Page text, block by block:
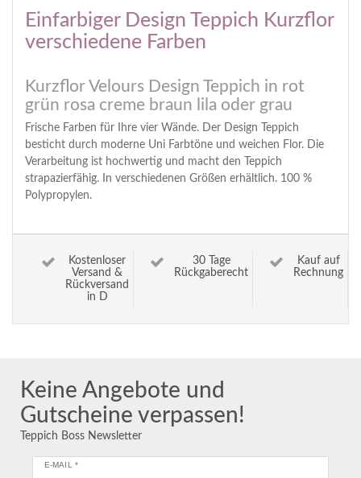
Einfarbiger Design Teppich Kurzflor
verschiedene Farben
Kurzflor Velours Design Teppich in rot
grün rosa creme braun lila oder grau
Frische Farben für Ihre vier Wände. Der Design Teppich
besticht durch moderne Uni Farbtöne und weichen Flor. Die
Verarbeitung ist hochwertig und macht den Teppich
strapazierfähig. In verschiedenen Größen erhältlich. 100 %
Polypropylen.
Kostenloser
Versand &
Rückversand
in D
30 Tage
Rückgaberecht
Kauf auf
Rechnung
Keine Angebote und
Gutscheine verpassen!
Teppich Boss Newsletter
E-MAIL *